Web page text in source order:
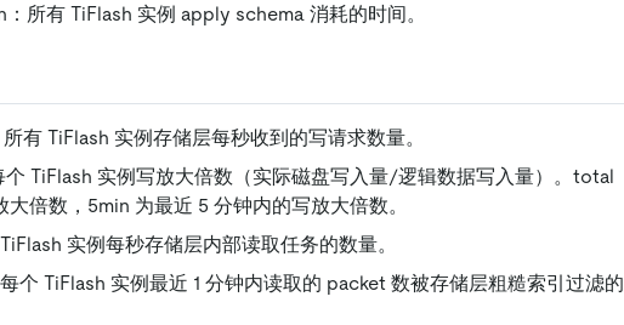
所有 TiFlash 实例 apply schema 消耗的时间。
有 TiFlash 实例存储层每秒收到的写请求数量。
TiFlash 实例写放大倍数（实际磁盘写入量/逻辑数据写入量）。total
倍数，5min 为最近 5 分钟内的写放大倍数。
实例每秒存储层内部读取任务的数量。
个 TiFlash 实例最近 1 分钟内读取的 packet 数被存储层粗糙索引过滤的